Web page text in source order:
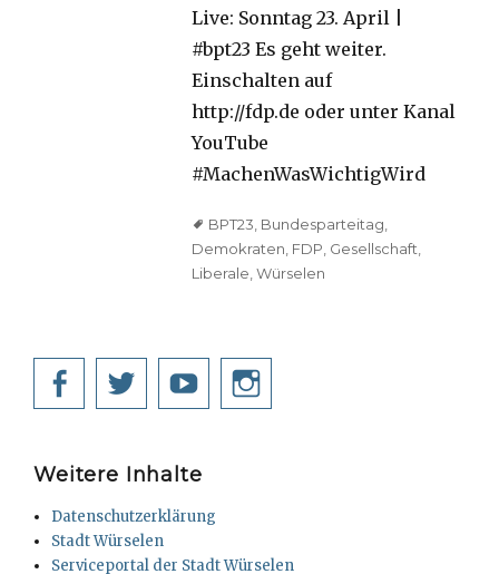
Live: Sonntag 23. April |
#bpt23 Es geht weiter.
Einschalten auf
http://fdp.de oder unter Kanal
YouTube
#MachenWasWichtigWird
TagsBPT23 Bundesparteitag
Demokraten FDP Gesellschaft
Liberale ,Würselen
Facebook
TwitterYouTube
Weitere Inhalte
Datenschutzerklärung
Stadt Würselen
Serviceportal der Stadt Würselen